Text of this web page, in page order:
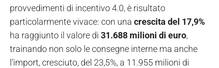
provvedimenti di incentivo 4.0, è risultato
particolarmente vivace: con una crescita del 17,9%
ha raggiunto il valore di 31.688 milioni di euro,
trainando non solo le consegne interne ma anche
l’import, cresciuto, del 23,5%, a 11.955 milioni di